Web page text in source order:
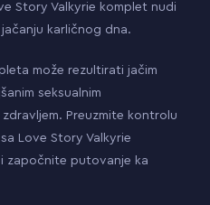
Story Valkyrie komplet nudi
karličnog dna.
može rezultirati jačim
seksualnim
Preuzmite kontrolu
Love Story Valkyrie
započnite putovanje ka